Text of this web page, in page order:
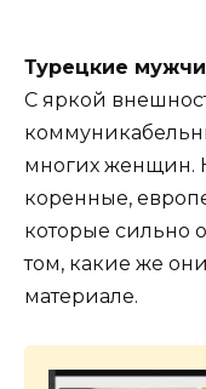
Турецкие
С яркой
многих женщин. К
коренные,
которые сильно
том, какие же
материале.